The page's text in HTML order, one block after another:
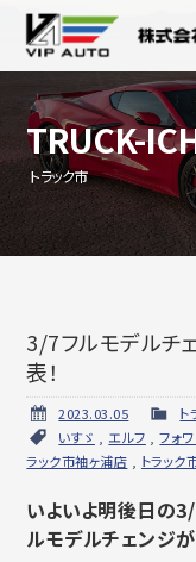
TRUCK-
トラック市
3/7フルモデルチ
表！
2023.03.05
ト
いすゞ
エルフ ,フォ
ラック市袖ヶ浦店
トラック
いよいよ明後日の
ルモデルチェンジが